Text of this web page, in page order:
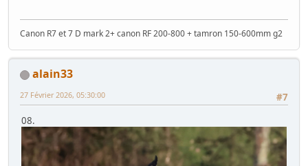
Canon R7 et 7 D mark 2+ canon RF 200-800 + tamron 150-600mm g2
alain33
#7
27 Février 2026, 05:30:00
08.